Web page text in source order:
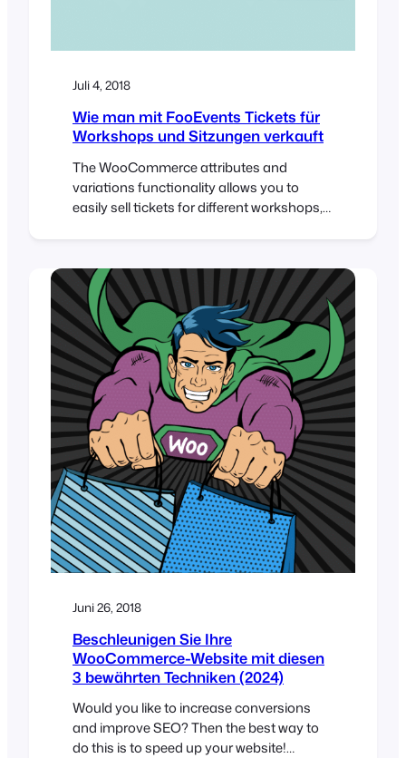
Juli 4, 2018
Wie man mit FooEvents Tickets für
Workshops und Sitzungen verkauft
The WooCommerce attributes and
variations functionality allows you to
easily sell tickets for different workshops,
different workshops, each able to
accommodate 50 attendees. Attendees
will purchase a ticket for the main event
and specify which workshops they would
like to…
Juni 26, 2018
Beschleunigen Sie Ihre
WooCommerce-Website mit diesen
3 bewährten Techniken (2024)
Would you like to increase conversions
and improve SEO? Then the best way to
do this is to speed up your website!